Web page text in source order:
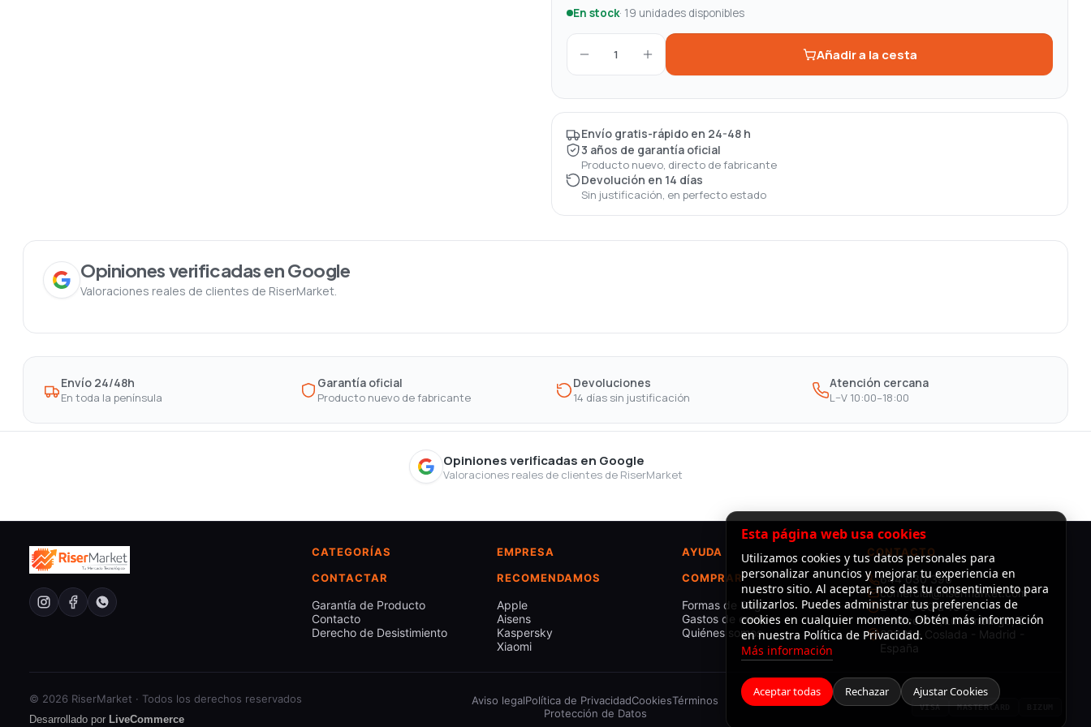
En stock· 19 unidades disponibles
1 Añadir a la cesta
Envío gratis-rápido en 24-48 h
3 años de garantía oficial
Producto nuevo, directo de fabricante
Devolución en 14 días
Sin justificación, en perfecto estado
Opiniones verificadas en Google
Valoraciones reales de clientes de RiserMarket.
Envío 24/48h
En toda la península
Garantía oficial
Producto nuevo de fabricante
Devoluciones
14 días sin justificación
Atención cercana
L–V 10:00–18:00
Opiniones verificadas en Google
Valoraciones reales de clientes de RiserMarket
CATEGORÍAS
CONTACTAR
Garantía de Producto
Contacto
Derecho de Desistimiento
EMPRESA
RECOMENDAMOS
Apple
Aisens
Kaspersky
Xiaomi
AYUDA
COMPRAR
Formas de Pago
Gastos de envío
Quiénes somos
CONTACTO
644 030 396
comercial@risermarket.com
L–V · 9:00 a 19:00
Almacén: C/Luxemburgo, 3 -
28821 - Coslada - Madrid -
España
© 2026 RiserMarket · Todos los derechos reservados
Desarrollado por LiveCommerce
Aviso legalPolítica de PrivacidadCookiesTérminos
Protección de Datos
VISA MASTERCARD
Esta página web usa cookies
Utilizamos cookies y tus datos personales para
personalizar anuncios y mejorar tu experiencia en
nuestro sitio. Al aceptar, nos das tu consentimiento para
utilizarlos. Puedes administrar tus preferencias de
cookies en cualquier momento. Obtén más información
en nuestra Política de Privacidad.
Más información
Aceptar todas Rechazar Ajustar Cookies